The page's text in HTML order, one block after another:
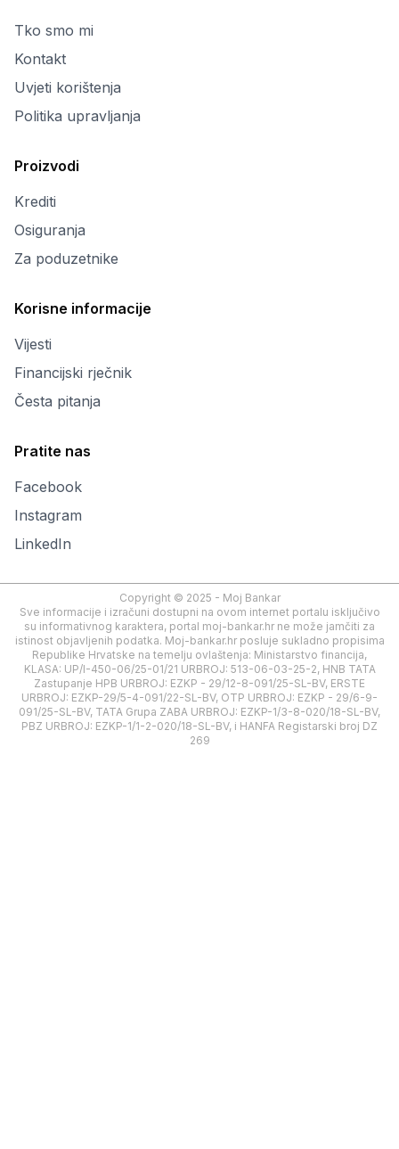
Tko smo mi
Kontakt
Uvjeti korištenja
Politika upravljanja
Proizvodi
Krediti
Osiguranja
Za poduzetnike
Korisne informacije
Vijesti
Financijski rječnik
Česta pitanja
Pratite nas
Facebook
Instagram
LinkedIn
Copyright © 2025 - Moj Bankar
Sve informacije i izračuni dostupni na ovom internet portalu isključivo
su informativnog karaktera, portal moj-bankar.hr ne može jamčiti za
istinost objavljenih podatka. Moj-bankar.hr posluje sukladno propisima
Republike Hrvatske na temelju ovlaštenja: Ministarstvo financija,
KLASA: UP/I-450-06/25-01/21 URBROJ: 513-06-03-25-2, HNB TATA
Zastupanje HPB URBROJ: EZKP - 29/12-8-091/25-SL-BV, ERSTE
URBROJ: EZKP-29/5-4-091/22-SL-BV, OTP URBROJ: EZKP - 29/6-9-
091/25-SL-BV, TATA Grupa ZABA URBROJ: EZKP-1/3-8-020/18-SL-BV,
PBZ URBROJ: EZKP-1/1-2-020/18-SL-BV, i HANFA Registarski broj DZ
269